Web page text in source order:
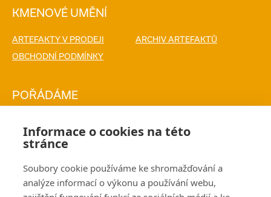
KMENOVÉ UMĚNÍ
ARTEFAKTY V PRODEJI
ARCHIV ARTEFAKTŮ
OBCHODNÍ PODMÍNKY
POŘÁDÁME
KALENDÁŘ AKCÍ
PRODEJ
Informace o cookies na této
stránce
Soubory cookie používáme ke shromažďování a
analýze informací o výkonu a používání webu,